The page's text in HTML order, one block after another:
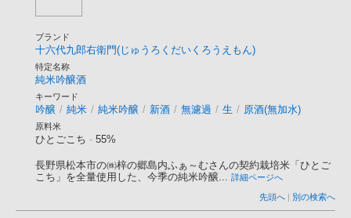
ブランド
十六代九郎右衛門(じゅうろくだいくろうえもん)
特定名称
純米吟醸酒
キーワード
吟醸 / 純米 / 純米吟醸 / 新酒 / 無濾過 / 生 / 原酒(無加水)
原料米
ひとごこち - 55%
長野県松本市の㈱梓の郷島内ふぁ～むさんの契約栽培米「ひとご
こち」を全量使用した、今季の純米吟醸... 詳細ページへ
先頭へ | 別の検索へ